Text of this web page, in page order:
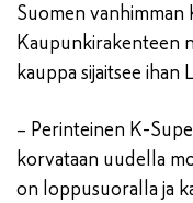
Suomen
Kaupunkirakenteen
kauppa sijaitsee ihan
– Perinteinen K-
korvataan uudella
on loppusuoralla ja